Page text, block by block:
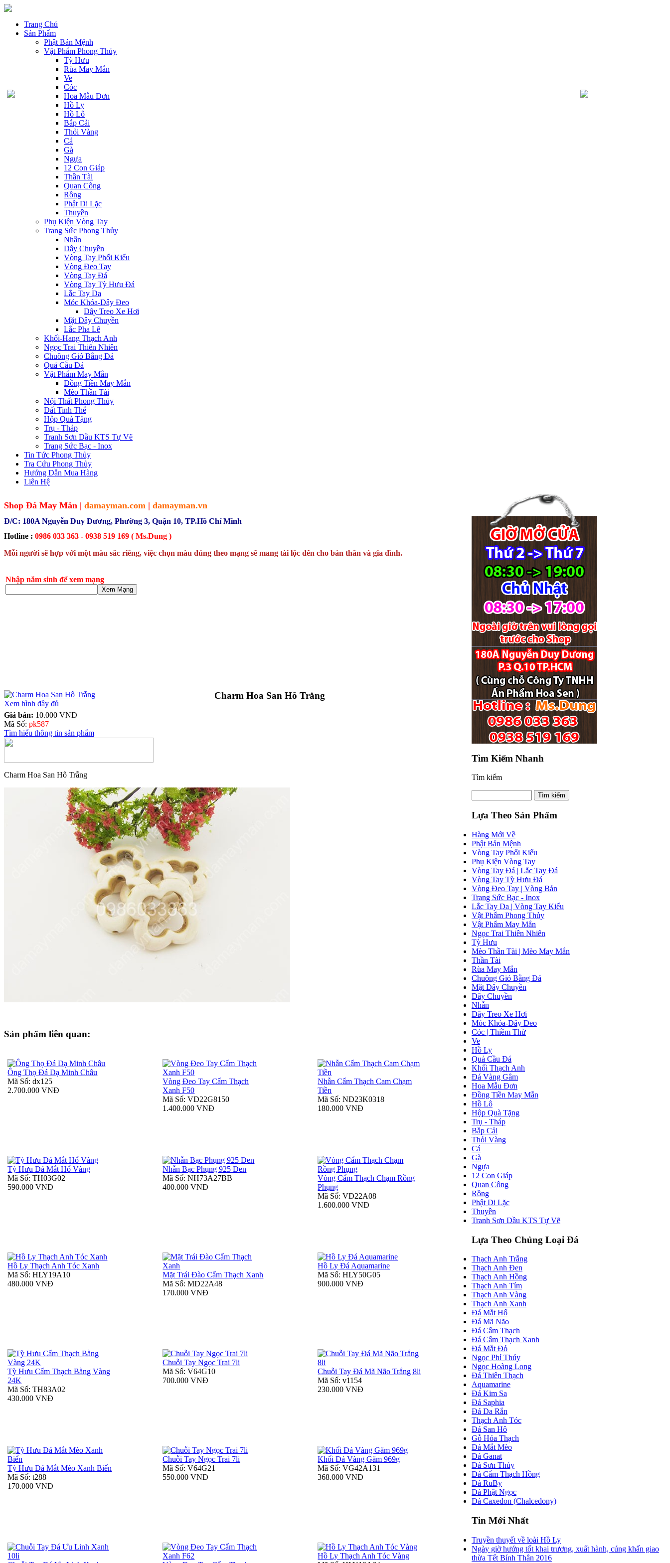
Trang Chủ
Sản Phẩm
Phật Bản Mệnh
Vật Phẩm Phong Thủy
Tỳ Hưu
Rùa May Mắn
Ve
Cóc
Hoa Mẫu Đơn
Hồ Ly
Hồ Lô
Bắp Cải
Thỏi Vàng
Cá
Gà
Ngựa
12 Con Giáp
Thần Tài
Quan Công
Rồng
Phật Di Lặc
Thuyền
Phụ Kiện Vòng Tay
Trang Sức Phong Thủy
Nhẫn
Dây Chuyền
Vòng Tay Phối Kiểu
Vòng Đeo Tay
Vòng Tay Đá
Vòng Tay Tỳ Hưu Đá
Lắc Tay Da
Móc Khóa-Dây Đeo
Dây Treo Xe Hơi
Mặt Dây Chuyền
Lắc Pha Lê
Khối-Hang Thạch Anh
Ngọc Trai Thiên Nhiên
Chuông Gió Bằng Đá
Quả Cầu Đá
Vật Phẩm May Mắn
Đồng Tiền May Mắn
Mèo Thần Tài
Nội Thất Phong Thủy
Đất Tinh Thể
Hộp Quà Tặng
Trụ - Tháp
Tranh Sơn Dầu KTS Tự Vẽ
Trang Sức Bạc - Inox
Tin Tức Phong Thủy
Tra Cứu Phong Thủy
Hướng Dẫn Mua Hàng
Liên Hệ
Shop Đá May Mắn | damayman.com | damayman.vn
Đ/C: 180A Nguyễn Duy Dương, Phường 3, Quận 10, TP.Hồ Chí Minh
Hotline : 0986 033 363 - 0938 519 169 ( Ms.Dung )
Mỗi người sẽ hợp với một màu sắc riêng, việc chọn màu đúng theo mạng sẽ mang tài lộc đến cho bản thân và gia đình.
Nhập năm sinh để xem mạng
Xem Mạng
Xem hình đầy đủ
Charm Hoa San Hô Trắng
Giá bán: 10.000 VNĐ
Mã Số: pk587
Tìm hiểu thông tin sản phẩm
Charm Hoa San Hô Trắng
Sản phẩm liên quan:
Ông Thọ Đá Dạ Minh Châu
Mã Số: dx125
2.700.000 VNĐ
Vòng Đeo Tay Cẩm Thạch
Xanh F50
Mã Số: VD22G8150
1.400.000 VNĐ
Nhẫn Cẩm Thạch Cam Chạm
Tiền
Mã Số: ND23K0318
180.000 VNĐ
Tỳ Hưu Đá Mắt Hổ Vàng
Mã Số: TH03G02
590.000 VNĐ
Nhẫn Bạc Phụng 925 Đen
Mã Số: NH73A27BB
400.000 VNĐ
Vòng Cẩm Thạch Chạm Rồng
Phụng
Mã Số: VD22A08
1.600.000 VNĐ
Hồ Ly Thạch Anh Tóc Xanh
Mã Số: HLY19A10
480.000 VNĐ
Mặt Trái Đào Cẩm Thạch Xanh
Mã Số: MD22A48
170.000 VNĐ
Hồ Ly Đá Aquamarine
Mã Số: HLY50G05
900.000 VNĐ
Tỳ Hưu Cẩm Thạch Bằng Vàng
24K
Mã Số: TH83A02
430.000 VNĐ
Chuỗi Tay Ngọc Trai 7li
Mã Số: V64G10
700.000 VNĐ
Chuỗi Tay Đá Mã Não Trắng 8li
Mã Số: v1154
230.000 VNĐ
Tỳ Hưu Đá Mắt Mèo Xanh Biển
Mã Số: t288
170.000 VNĐ
Chuỗi Tay Ngọc Trai 7li
Mã Số: V64G21
550.000 VNĐ
Khối Đá Vàng Găm 969g
Mã Số: VG42A131
368.000 VNĐ
Hồ Ly Thạch Anh Tóc Vàng
Tìm Kiếm Nhanh
Tìm kiếm
Lựa Theo Sản Phẩm
Hàng Mới Về
Phật Bản Mệnh
Vòng Tay Phối Kiểu
Phụ Kiện Vòng Tay
Vòng Tay Đá | Lắc Tay Đá
Vòng Tay Tỳ Hưu Đá
Vòng Đeo Tay | Vòng Bản
Trang Sức Bạc - Inox
Lắc Tay Da | Vòng Tay Kiểu
Vật Phẩm Phong Thủy
Vật Phẩm May Mắn
Ngọc Trai Thiên Nhiên
Tỳ Hưu
Mèo Thần Tài | Mèo May Mắn
Thần Tài
Rùa May Mắn
Chuông Gió Bằng Đá
Mặt Dây Chuyền
Dây Chuyền
Nhẫn
Dây Treo Xe Hơi
Móc Khóa-Dây Đeo
Cóc | Thiềm Thừ
Ve
Hồ Ly
Quả Cầu Đá
Khối Thạch Anh
Đá Vàng Gâm
Hoa Mẫu Đơn
Đồng Tiền May Mắn
Hồ Lô
Hộp Quà Tặng
Trụ - Tháp
Bắp Cải
Thỏi Vàng
Cá
Gà
Ngựa
12 Con Giáp
Quan Công
Rồng
Phật Di Lặc
Thuyền
Tranh Sơn Dầu KTS Tự Vẽ
Lựa Theo Chủng Loại Đá
Thạch Anh Trắng
Thạch Anh Đen
Thạch Anh Hồng
Thạch Anh Tím
Thạch Anh Vàng
Thạch Anh Xanh
Đá Mắt Hổ
Đá Mã Não
Đá Cẩm Thạch
Đá Cẩm Thạch Xanh
Đá Mắt Đỏ
Ngọc Phỉ Thúy
Ngọc Hoàng Long
Đá Thiên Thạch
Aquamarine
Đá Kim Sa
Đá Saphia
Đá Da Rắn
Thạch Anh Tóc
Đá San Hô
Gỗ Hóa Thạch
Đá Mắt Mèo
Đá Ganat
Đá Sơn Thủy
Đá Cẩm Thạch Hồng
Đá RuBy
Đá Phật Ngọc
Đá Caxedon (Chalcedony)
Tin Mới Nhất
Truyền thuyết về loài Hồ Ly
Ngày giờ hướng tốt khai trương, xuất hành, cúng khấn giao
thừa Tết Bính Thân 2016